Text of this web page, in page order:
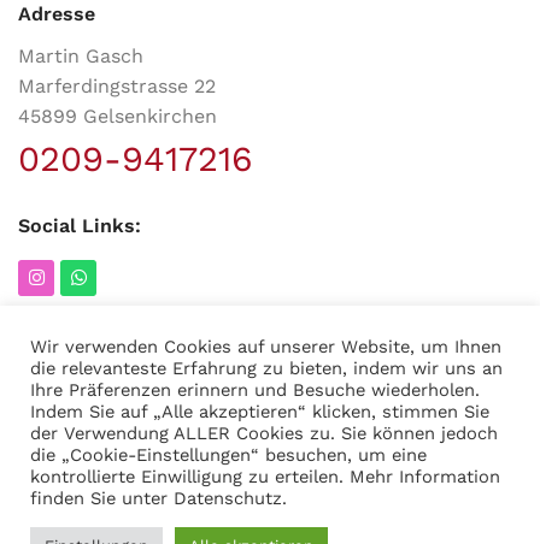
Adresse
Martin Gasch
Marferdingstrasse 22
45899 Gelsenkirchen
0209-9417216
Social Links:
MODERNER STAHL 2026 CREATED BY K6 Medien. Webdesign &
E-Commerce aus Dortmund.
7,81
Wir verwenden Cookies auf unserer Website, um Ihnen
die relevanteste Erfahrung zu bieten, indem wir uns an
Ihre Präferenzen erinnern und Besuche wiederholen.
Indem Sie auf „Alle akzeptieren“ klicken, stimmen Sie
der Verwendung ALLER Cookies zu. Sie können jedoch
die „Cookie-Einstellungen“ besuchen, um eine
kontrollierte Einwilligung zu erteilen. Mehr Information
finden Sie unter Datenschutz.